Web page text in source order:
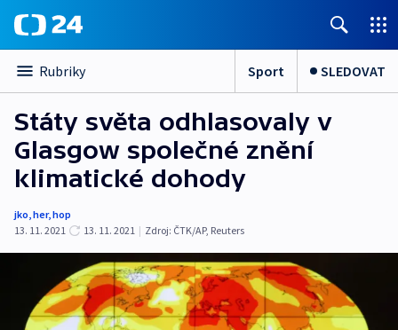
Rubriky Sport SLEDOVAT
Státy světa odhlasovaly v
Glasgow společné znění
klimatické dohody
jko,her,hop
13. 11. 2021
13. 11. 2021 | Zdroj: ČTK/AP, Reuters